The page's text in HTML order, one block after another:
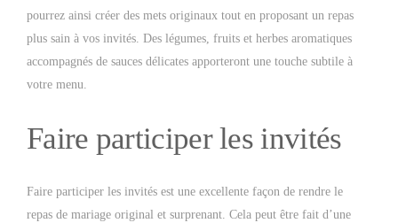
pourrez ainsi créer des mets originaux tout en proposant un repas
plus sain à vos invités. Des légumes, fruits et herbes aromatiques
accompagnés de sauces délicates apporteront une touche subtile à
votre menu.
Faire participer les invités
Faire participer les invités est une excellente façon de rendre le
repas de mariage original et surprenant. Cela peut être fait d’une